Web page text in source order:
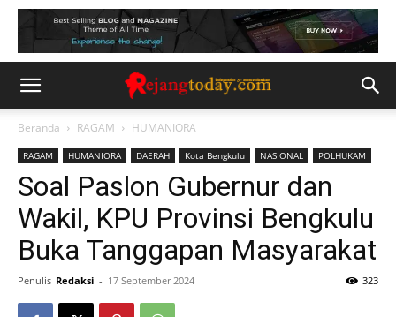
Beranda RAGAM HUMANIORA
RAGAM HUMANIORA DAERAH Kota Bengkulu NASIONAL POLHUKAM
Soal Paslon Gubernur dan
Wakil, KPU Provinsi Bengkulu
Buka Tanggapan Masyarakat
Penulis Redaksi - 17 September 2024 323